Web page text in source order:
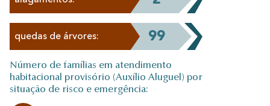
quedas de árvores: 99
Número de famílias em atendimento
habitacional provisório (Auxílio Aluguel) por
situação de risco e emergência: